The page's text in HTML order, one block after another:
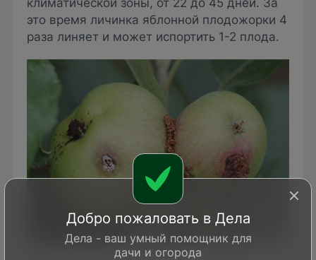
климатической зоны, от 22 до 45 дней. За
это время личинка яблонной плодожорки 4
раза линяет и может испортить 1-2 плода.
Whitney Cranshaw, Colorado State University,
Добро пожаловать в Дела
Дела - ваш умный помощник для
дачи и огорода